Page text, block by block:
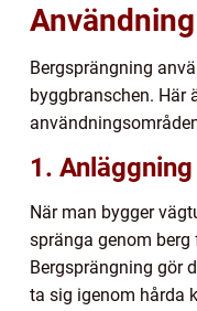
Bergsprängning
byggbranschen. Här
1.
När man bygger
spränga genom
Bergsprängning gör
ta sig igenom hårda